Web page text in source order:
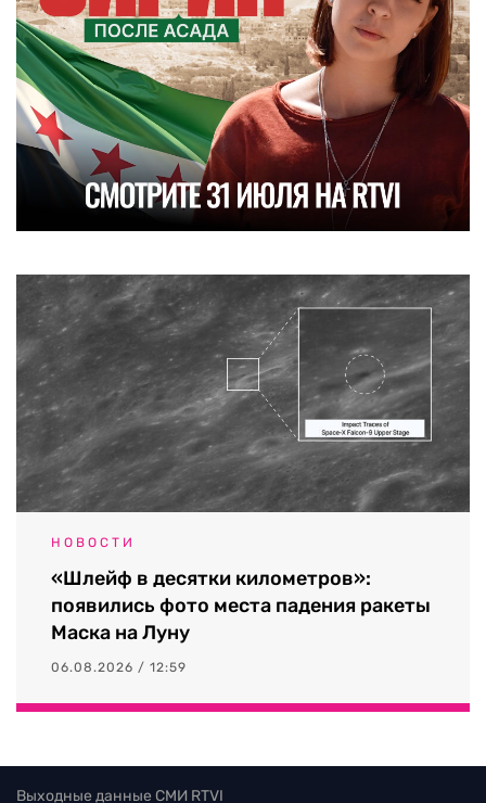
НОВОСТИ
«Шлейф в десятки километров»:
появились фото места падения ракеты
Маска на Луну
06.08.2026 / 12:59
Выходные данные СМИ RTVI